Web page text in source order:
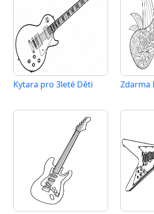
Kytara pro 3leté Děti Zdarma